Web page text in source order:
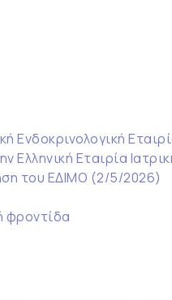
Ενδοκρινολογική
Εταιρία
του ΕΔΙΜΟ (2/5/2026)
φροντίδα